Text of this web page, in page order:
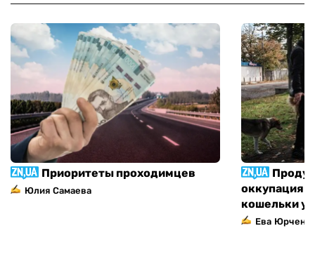
Приоритеты проходимцев
Юлия Самаева
оккупация
кошельки
Ева